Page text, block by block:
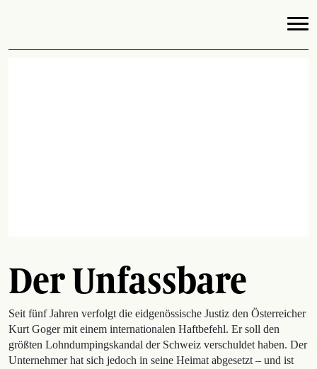
Der Unfassbare
Seit fünf Jahren verfolgt die eidgenössische Justiz den Österreicher
Kurt Goger mit einem internationalen Haftbefehl. Er soll den
größten Lohndumpingskandal der Schweiz verschuldet haben. Der
Unternehmer hat sich jedoch in seine Heimat abgesetzt – und ist